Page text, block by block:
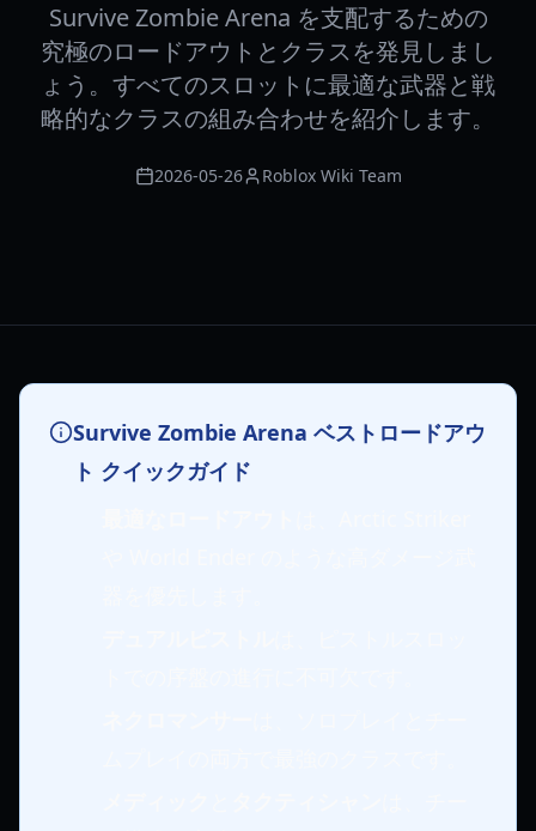
Survive Zombie Arena を支配するための
究極のロードアウトとクラスを発見しまし
ょう。すべてのスロットに最適な武器と戦
略的なクラスの組み合わせを紹介します。
2026-05-26 Roblox Wiki Team
Survive Zombie Arena ベストロードアウ
ト クイックガイド